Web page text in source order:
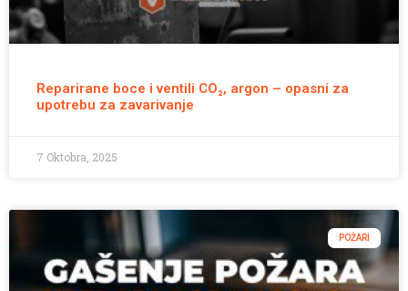
Reparirane boce i ventili CO₂, argon – opasni za
upotrebu za zavarivanje
7 Oktobra, 2025
POŽARI